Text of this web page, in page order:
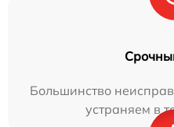
Большинство
устраняем в